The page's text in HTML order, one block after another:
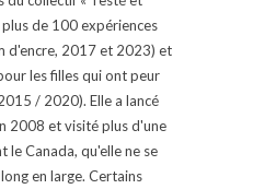
de 100 expériences
d'encre, 2017 et 2023) et
les filles qui ont peur
/ 2020). Elle a lancé
2008 et visité plus d'une
le Canada, qu'elle ne se
en large. Certains